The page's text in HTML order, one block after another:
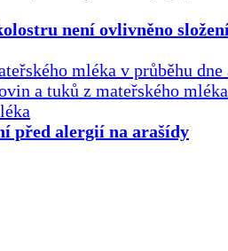
není ovlivněno
mléka v průběhu dne
a tuků z mateřského
před alergií na arašídy